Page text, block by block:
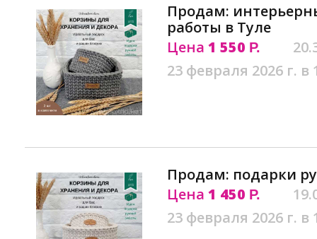
Продам:
работы в Туле
Цена 1 550 Р.
23 февраля 2026 г. в
Продам: подарки
Цена 1 450 Р.
23 февраля 2026 г. в